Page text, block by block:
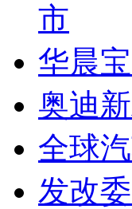
市
华晨
奥迪
全球
发改